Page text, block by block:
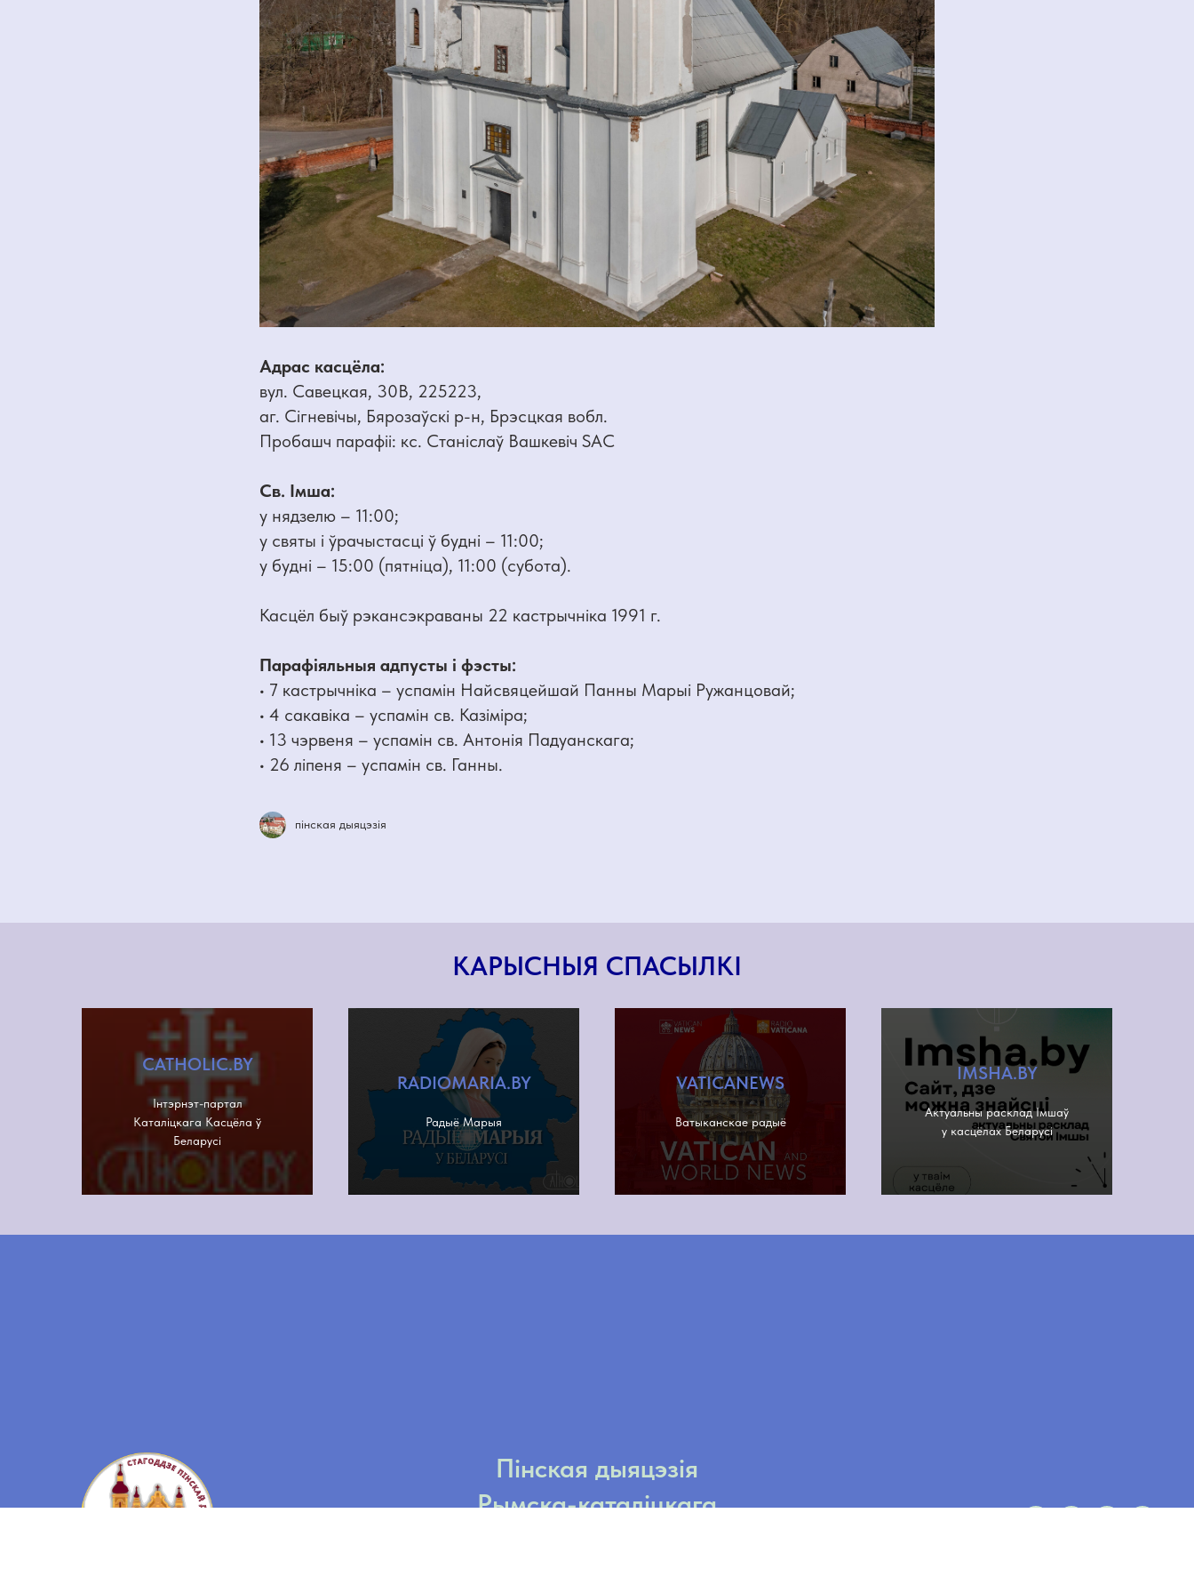
Адрас касцёла:
вул. Савецкая, 30В, 225223,
аг. Сігневічы, Бярозаўскі р-н, Брэсцкая вобл.
Пробашч парафіі: кс. Станіслаў Вашкевіч SAC
Св. Імша:
у нядзелю – 11:00;
у святы і ўрачыстасці ў будні – 11:00;
у будні – 15:00 (пятніца), 11:00 (субота).
Касцёл быў рэкансэкраваны 22 кастрычніка 1991 г.
Парафіяльныя адпусты і фэсты:
• 7 кастрычніка – успамін Найсвяцейшай Панны Марыі Ружанцовай;
• 4 сакавіка – успамін св. Казіміра;
• 13 чэрвеня – успамін св. Антонія Падуанскага;
• 26 ліпеня – успамін св. Ганны.
пінская дыяцэзія
КАРЫСНЫЯ СПАСЫЛКІ
CATHOLIC.BY
Інтэрнэт-партал
Каталіцкага Касцёла ў
Беларусі
RADIOMARIA.BY
Радыё Марыя
VATICANEWS
Ватыканскае радыё
IMSHA.BY
Актуальны расклад Імшаў
у касцёлах Беларусі
Пінская дыяцэзія
Рымска-каталіцкага